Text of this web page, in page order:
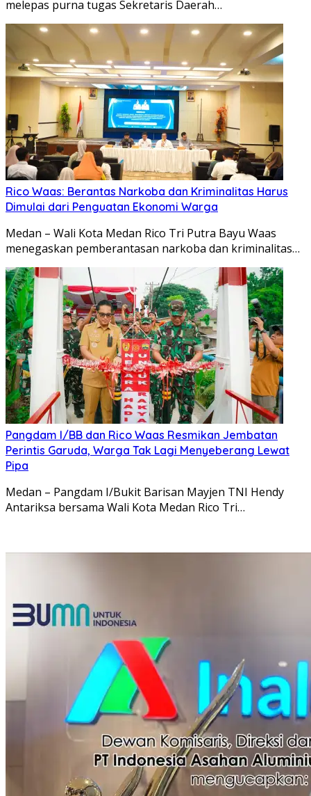
melepas purna tugas Sekretaris Daerah…
Rico Waas: Berantas Narkoba dan Kriminalitas Harus
Dimulai dari Penguatan Ekonomi Warga
Medan – Wali Kota Medan Rico Tri Putra Bayu Waas
menegaskan pemberantasan narkoba dan kriminalitas…
Pangdam I/BB dan Rico Waas Resmikan Jembatan
Perintis Garuda, Warga Tak Lagi Menyeberang Lewat
Pipa
Medan – Pangdam I/Bukit Barisan Mayjen TNI Hendy
Antariksa bersama Wali Kota Medan Rico Tri…